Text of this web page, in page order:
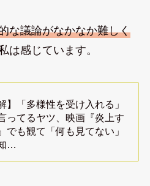
な議論がなかなか難しく
は感じています。
】「多様性を受け入れる」
ってるヤツ、映画『炎上す
でも観て「何も見てない」
…